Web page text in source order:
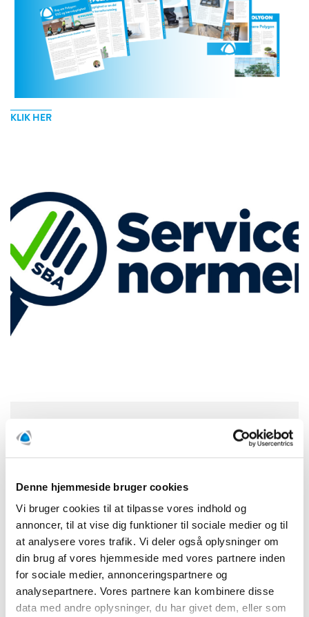
Denne hjemmeside bruger cookies
Vi bruger cookies til at tilpasse vores indhold og
annoncer, til at vise dig funktioner til sociale medier og til
at analysere vores trafik. Vi deler også oplysninger om
din brug af vores hjemmeside med vores partnere inden
for sociale medier, annonceringspartnere og
analysepartnere. Vores partnere kan kombinere disse
data med andre oplysninger, du har givet dem, eller som
KLIK HER
Medlem af SBA - Servicenormen